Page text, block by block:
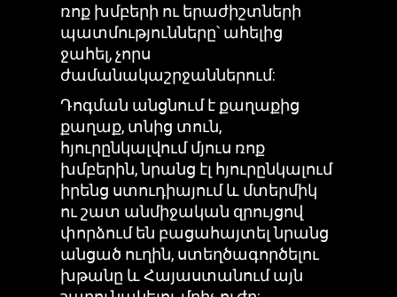
ռոք խմբերի ու երաժիշտների
պատմությունները՝ ահելից
ջահել, չորս
ժամանակաշրջաններում:
Դոգման անցնում է քաղաքից
քաղաք, տնից տուն,
հյուրընկալվում մյուս ռոք
խմբերին, նրանց էլ հյուրընկալում
իրենց ստուդիայում և մտերմիկ
ու շատ անմիջական զրույցով
փորձում են բացահայտել նրանց
անցած ուղին, ստեղծագործելու
խթանը և Հայաստանում այն